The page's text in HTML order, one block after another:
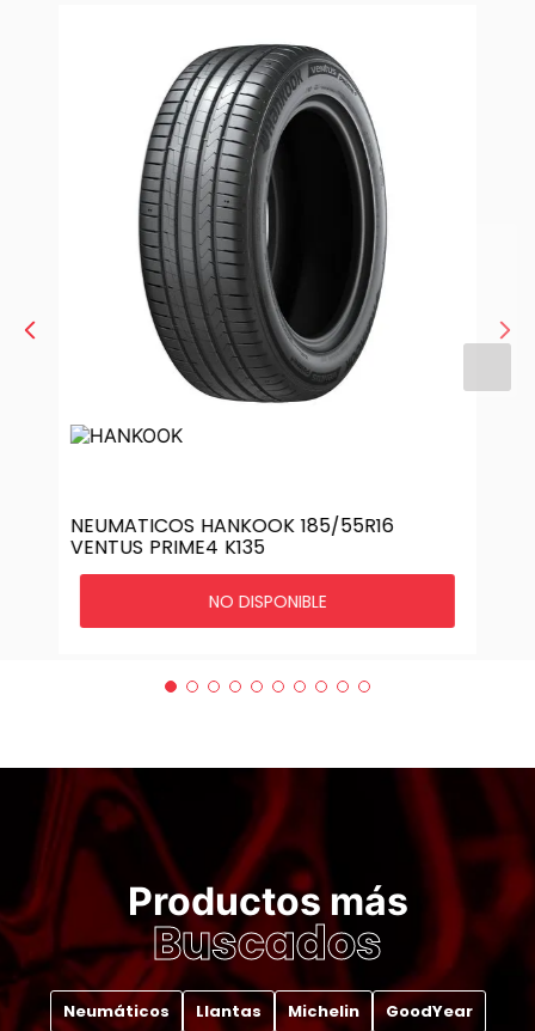
NEUMATICOS HANKOOK 185/55R16
VENTUS PRIME4 K135
NO DISPONIBLE
Productos más
Buscados
Neumáticos Llantas Michelin GoodYear